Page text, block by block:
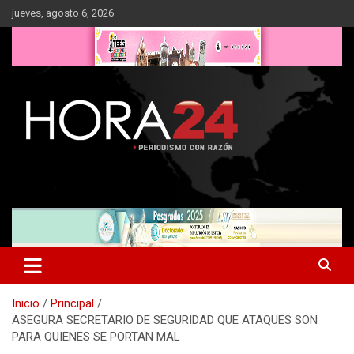
Saltar
al
jueves, agosto 6, 2026
Inicio
Principal
ASEGURA SECRETARIO DE SEGURIDAD QUE ATAQUES SON
PARA QUIENES SE PORTAN MAL